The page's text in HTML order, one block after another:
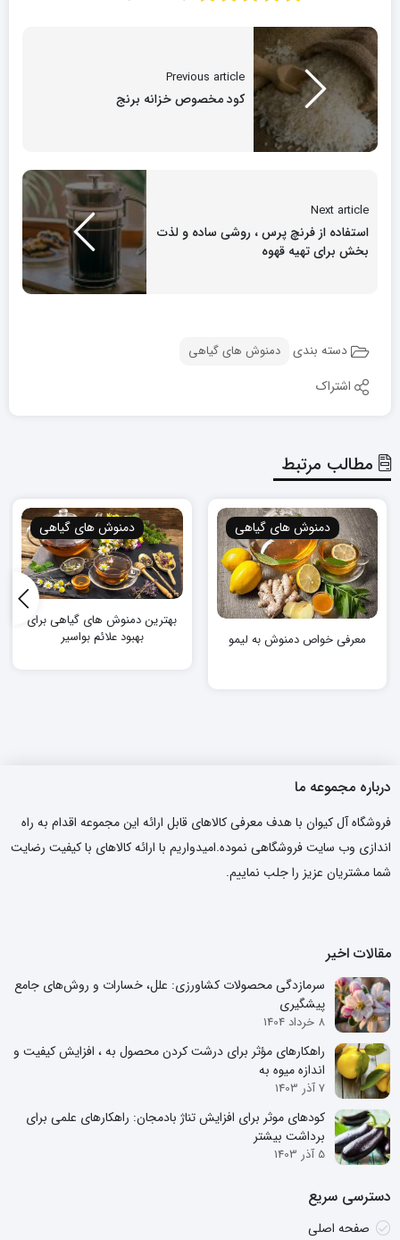
Previous article
کود مخصوص خزانه برنج
Next article
استفاده از فرنچ پرس ، روشی ساده و لذت
بخش برای تهیه قهوه
دسته بندی دمنوش های گیاهی
اشتراک
مطالب مرتبط
دمنوش های گیاهی
معرفی خواص دمنوش به لیمو
دمنوش های گیاهی
بهترین دمنوش های گیاهی برای
بهبود علائم بواسیر
درباره مجموعه ما
فروشگاه آل کیوان با هدف معرفی کالاهای قابل ارائه این مجموعه اقدام به راه
اندازی وب سایت فروشگاهی نموده.امیدواریم با ارائه کالاهای با کیفیت رضایت
شما مشتریان عزیز را جلب نماییم.
مقالات اخیر
سرمازدگی محصولات کشاورزی: علل، خسارات و روش‌های جامع
پیشگیری
8 خرداد 1404
راهکارهای مؤثر برای درشت کردن محصول به ، افزایش کیفیت و
اندازه میوه به
7 آذر 1403
کودهای موثر برای افزایش تناژ بادمجان: راهکارهای علمی برای
برداشت بیشتر
5 آذر 1403
دسترسی سریع
صفحه اصلی